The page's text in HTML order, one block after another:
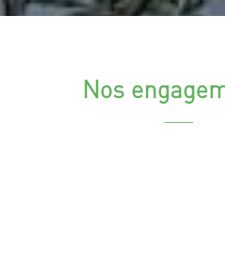
Nos